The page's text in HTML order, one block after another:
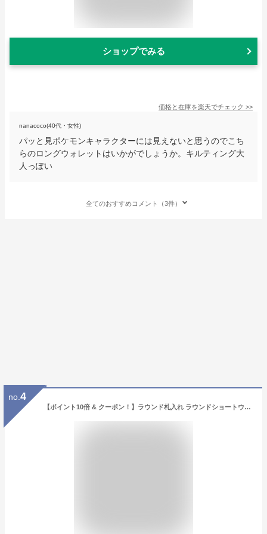
ショップでみる
価格と在庫を楽天でチェック >>
nanacoco(40代・女性)
パッと見ポケモンキャラクターには見えないと思うのでこち
らのロングウォレットはいかがでしょうか。キルティング大
人っぽい
全てのおすすめコメント（3件）
no. 4
【ポイント10倍 & クーポン！】ラウンド札入れ ラウンドショートウォレット 二つ折り財布 ポケットモンスター キルトシリーズ イエロー ポケモン サンアート レディース プレゼント ギフト